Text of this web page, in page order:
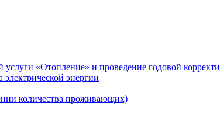
«Отопление» и проведение годовой корректи
энергии
количества проживающих)